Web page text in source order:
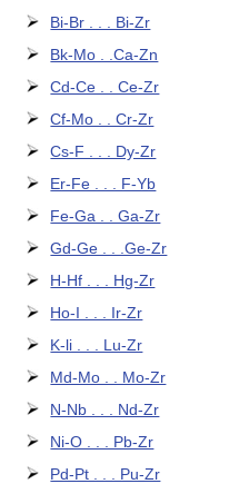
Bi-Br . . . Bi-Zr
Bk-Mo . .Ca-Zn
Cd-Ce . . Ce-Zr
Cf-Mo . . Cr-Zr
Cs-F . . . Dy-Zr
Er-Fe . . . F-Yb
Fe-Ga . . Ga-Zr
Gd-Ge . . .Ge-Zr
H-Hf . . . Hg-Zr
Ho-I . . . Ir-Zr
K-li . . . Lu-Zr
Md-Mo . . Mo-Zr
N-Nb . . . Nd-Zr
Ni-O . . . Pb-Zr
Pd-Pt . . . Pu-Zr